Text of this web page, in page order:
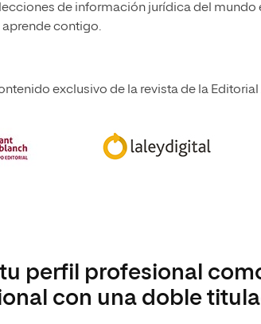
de información jurídica del
aprende contigo.
exclusivo de la revista de la Editorial
tu perfil profesional
con una doble